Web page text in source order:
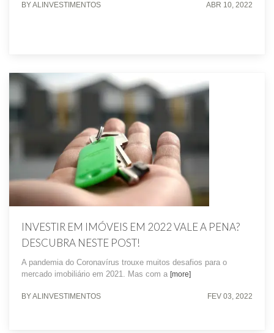
BY ALINVESTIMENTOS ABR 10, 2022
INVESTIR EM IMÓVEIS EM 2022 VALE A PENA?
DESCUBRA NESTE POST!
A pandemia do Coronavírus trouxe muitos desafios para o
mercado imobiliário em 2021. Mas com a [more]
BY ALINVESTIMENTOS FEV 03, 2022